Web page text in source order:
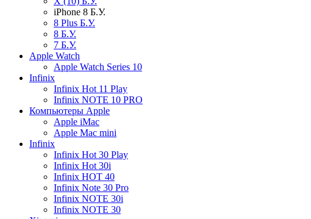
iPhone 8 Б.У.
8 Plus Б.У.
8 Б.У.
7 Б.У.
Apple Watch
Apple Watch Series 10
Infinix
Infinix Hot 11 Play
Infinix NOTE 10 PRO
Компьютеры Apple
Apple iMac
Apple Mac mini
Infinix
Infinix Hot 30 Play
Infinix Hot 30i
Infinix HOT 40
Infinix Note 30 Pro
Infinix NOTE 30i
Infinix NOTE 30